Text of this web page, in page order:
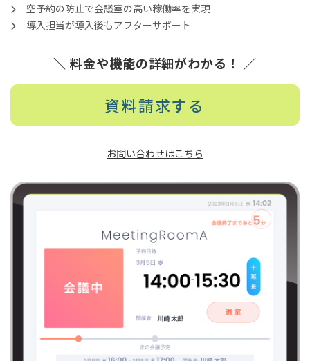
空予約の防止で会議室の高い稼働率を実現
導入担当が導入後もアフターサポート
＼ 料金や機能の詳細がわかる！ ／
資料請求する
お問い合わせはこちら